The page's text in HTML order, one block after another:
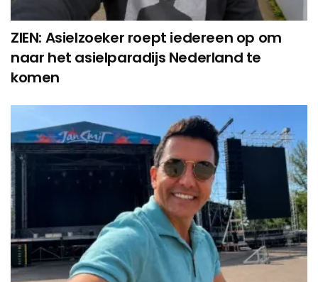
ZIEN: Asielzoeker roept iedereen op om
naar het asielparadijs Nederland te
komen